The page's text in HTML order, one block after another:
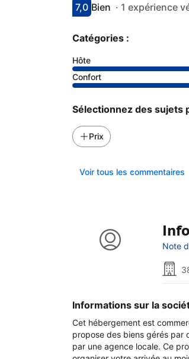
Avec une note de 7
7,0
bien Bien · 1 expérience
Catégories :
Hôte
Confort
Sélectionnez des sujets
Prix
Voir tous les commentaires
Note
Informations sur la
Cet hébergement est
propose des biens gérés par
par une agence locale. Ce